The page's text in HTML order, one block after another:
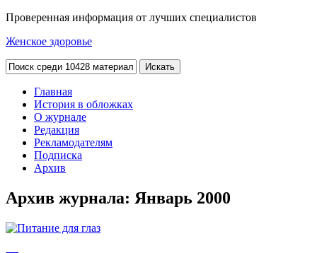
Проверенная информация от лучших специалистов
Женское здоровье
Главная
История в обложках
О журнале
Редакция
Рекламодателям
Подписка
Архив
Архив журнала: Январь 2000